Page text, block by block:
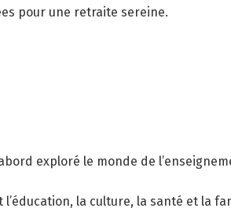
pour une retraite sereine.
exploré le monde de
la culture, la santé et